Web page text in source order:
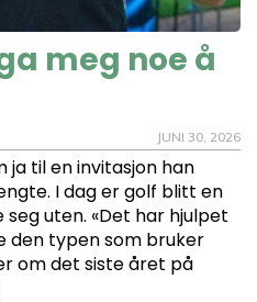
meg noe å
JUNI 30, 2026
ja til en invitasjon han
I dag er golf blitt en
uten. «Det har hjulpet
den typen som bruker
om det siste året på